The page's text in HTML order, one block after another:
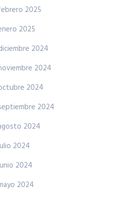
2025
2025
2024
2024
2024
2024
2024
2024
2024
2024